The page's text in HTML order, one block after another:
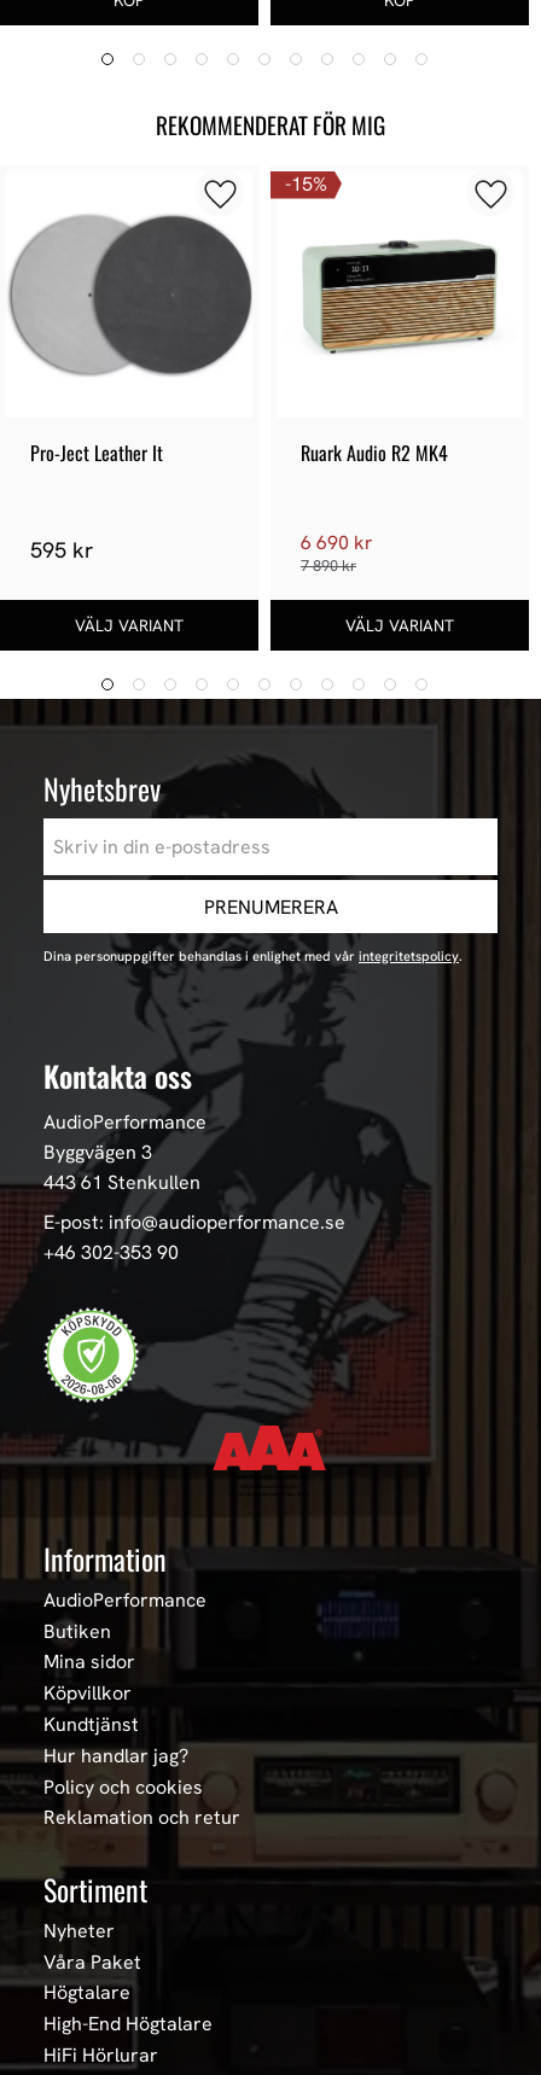
REKOMMENDERAT FÖR MIG
Pro-Ject Leather It
595 kr
Ruark Audio R2 MK4
6 690 kr
7 890 kr
15%
Nyhetsbrev
PRENUMERERA
Dina personuppgifter behandlas i enlighet med vår integritetspolicy.
Kontakta oss
AudioPerformance
Byggvägen 3
443 61 Stenkullen
E-post: info@audioperformance.se
+46 302-353 90
Information
AudioPerformance
Butiken
Mina sidor
Köpvillkor
Kundtjänst
Hur handlar jag?
Policy och cookies
Reklamation och retur
Sortiment
Nyheter
Våra Paket
Högtalare
High-End Högtalare
HiFi Hörlurar